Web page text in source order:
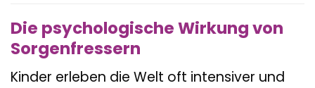
Die psychologische Wirkung von
Sorgenfressern
Kinder erleben die Welt oft intensiver und